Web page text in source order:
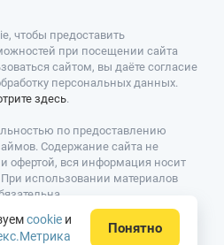
чтобы предоставить
при посещении сайта
сайтом, вы даёте согласие
персональных данных.
здесь.
по предоставлению
Содержание сайта не
офертой, вся информация носит
использовании материалов
ОГРНИП:
на товарный знак № 779639 от
cookie и
Понятно